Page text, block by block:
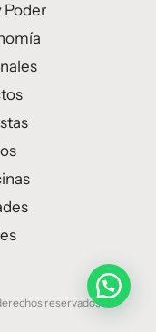
Poder
reservados.